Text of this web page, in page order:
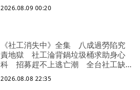
2026.08.09 00:20
《社工消失中》全集 八成過勞陷究
責地獄 社工淪背鍋垃圾桶求助身心
科 招募趕不上逃亡潮 全台社工缺
口警報 揭薪資回捐黑幕 血汗錢遭
剝削
2026.08.08 22:35